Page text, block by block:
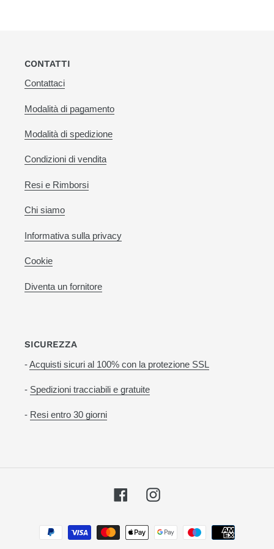
CONTATTI
Contattaci
Modalità di pagamento
Modalità di spedizione
Condizioni di vendita
Resi e Rimborsi
Chi siamo
Informativa sulla privacy
Cookie
Diventa un fornitore
SICUREZZA
-Acquisti sicuri al 100% con la protezione SSL
- Spedizioni tracciabili e gratuite
- Resi entro 30 giorni
FacebookInstagram
Metodi
di